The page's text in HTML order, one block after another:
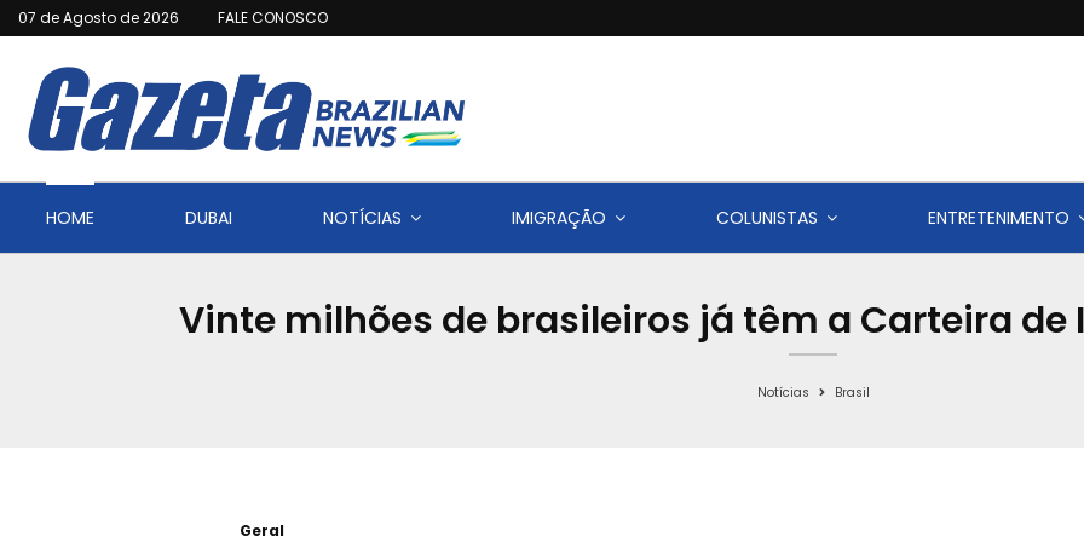
07 de Agosto de 2026 FALE CONOSCO
HOME DUBAI NOTÍCIAS IMIGRAÇÃO COLUNISTAS ENTRETENIMENTO
Vinte milhões de brasileiros já têm a Carteira
Notícias Brasil
Geral